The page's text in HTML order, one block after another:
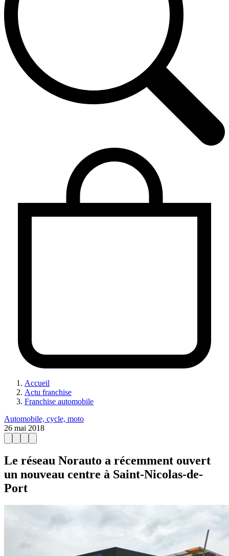
Accueil
Actu franchise
Franchise automobile
Automobile, cycle, moto
26 mai 2018
Le réseau Norauto a récemment ouvert
un nouveau centre à Saint-Nicolas-de-
Port